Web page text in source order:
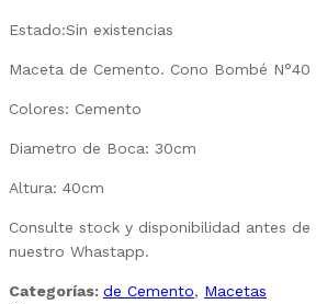
Estado:Sin existencias
Maceta de Cemento. Cono Bombé N°40
Colores: Cemento
Diametro de Boca: 30cm
Altura: 40cm
Consulte stock y disponibilidad antes
nuestro Whastapp.
Categorías: de Cemento, Macetas